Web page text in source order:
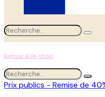
Retour à l'e-shop
Prix publics - Remise de